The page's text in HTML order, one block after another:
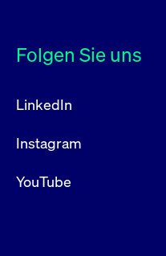
Folgen Sie uns
LinkedIn
Instagram
YouTube